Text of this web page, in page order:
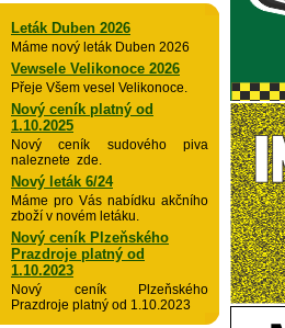
Leták Duben 2026
Máme nový leták Duben 2026
Vewsele Velikonoce 2026
Přeje Všem vesel Velikonoce.
Nový ceník platný od
1.10.2025
Nový ceník sudového piva
naleznete zde.
Nový leták 6/24
Máme pro Vás nabídku akčního
zboží v novém letáku.
Nový ceník Plzeňského
Prazdroje platný od
1.10.2023
Nový ceník Plzeňského
Prazdroje platný od 1.10.2023